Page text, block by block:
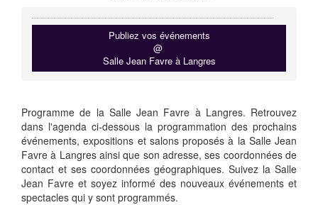
Publiez vos événements
@
Salle Jean Favre à Langres
Programme de la Salle Jean Favre à Langres. Retrouvez
dans l'agenda ci-dessous la programmation des prochains
événements, expositions et salons proposés à la Salle Jean
Favre à Langres ainsi que son adresse, ses coordonnées de
contact et ses coordonnées géographiques. Suivez la Salle
Jean Favre et soyez informé des nouveaux événements et
spectacles qui y sont programmés.